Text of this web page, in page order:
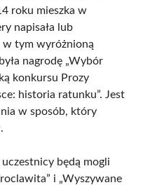
roku mieszka w
napisała lub
w tym wyróżnioną
nagrodę „Wybór
konkursu Prozy
historia ratunku”. Jest
w sposób, który
będą mogli
i „Wyszywane